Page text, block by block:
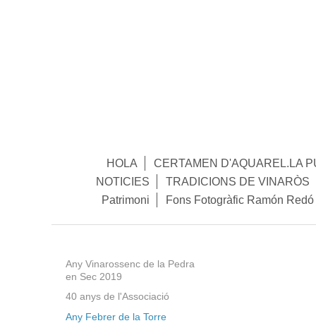
HOLA
CERTAMEN D'AQUAREL.LA
NOTICIES
TRADICIONS DE VINARÒS
Patrimoni
Fons Fotogràfic Ramón Redó
Any Vinarossenc de la Pedra
en Sec 2019
40 anys de l'Associació
Any Febrer de la Torre